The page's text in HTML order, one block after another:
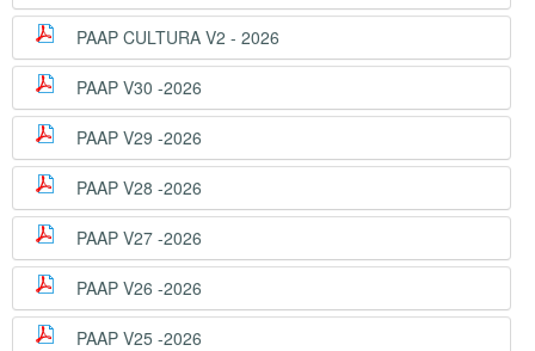
PAAP CULTURA V2 - 2026
PAAP V30 -2026
PAAP V29 -2026
PAAP V28 -2026
PAAP V27 -2026
PAAP V26 -2026
PAAP V25 -2026